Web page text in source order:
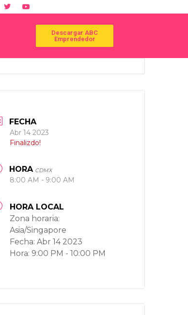
Descargar ABC
Emprendedor
FECHA
Abr 14 2023
Finalizdo!
HORA CDMX
8:00 AM - 9:00 AM
HORA LOCAL
Zona horaria:
Asia/Singapore
Fecha:Abr 14 2023
Hora: 9:00 PM - 10:00 PM